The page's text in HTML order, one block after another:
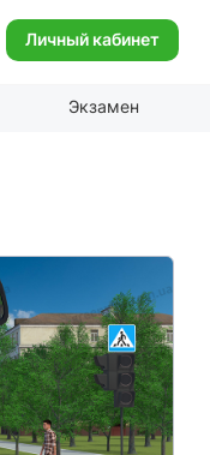
Личный кабинет
Экзамен